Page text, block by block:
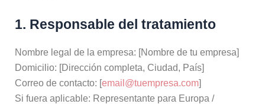
1. Responsable del tratamiento
Nombre legal de la empresa: [Nombre de tu empresa]
Domicilio: [Dirección completa, Ciudad, País]
Correo de contacto: [email@tuempresa.com]
Si fuera aplicable: Representante para Europa /